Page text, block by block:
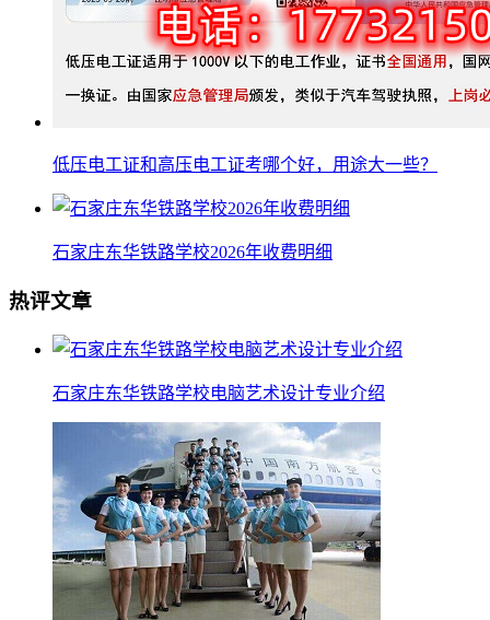
低压电工证和高压电工证考哪个好，用途大一些？
石家庄东华铁路学校2026年收费明细
热评文章
石家庄东华铁路学校电脑艺术设计专业介绍